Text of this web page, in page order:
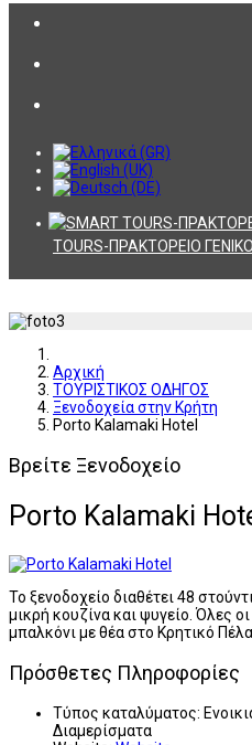
TOURS-ΠΡΑΚΤΟΡΕΙΟ
Αρχική
ΤΟΥΡΙΣΤΙΚΟΣ ΟΔΗΓΟΣ
Ξενοδοχεία στην Κρήτη
Porto Kalamaki Hotel
Βρείτε Ξενοδοχείο
Porto Kalamaki
Το ξενοδοχείο διαθέτει 48
μικρή κουζίνα και ψυγείο. Όλες
μπαλκόνι με θέα στο Κρητικό
Πρόσθετες Πληροφορίες
Τύπος καταλύματος:
Διαμερίσματα